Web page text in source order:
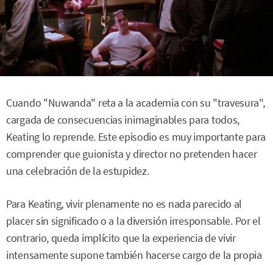
Cuando "Nuwanda" reta a la academia con su "travesura",
cargada de consecuencias inimaginables para todos,
Keating lo reprende. Este episodio es muy importante para
comprender que guionista y director no pretenden hacer
una celebración de la estupidez.
Para Keating, vivir plenamente no es nada parecido al
placer sin significado o a la diversión irresponsable. Por el
contrario, queda implícito que la experiencia de vivir
intensamente supone también hacerse cargo de la propia